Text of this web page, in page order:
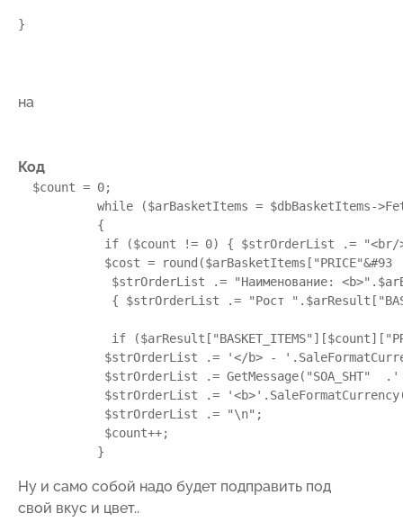
}
на
Код
$count = 0;
while ($arBasketItems = $dbBasketItems-
{
if ($count != 0) { $strOrderList .=
"<br/
$cost = round($arBasketItems [ "PRICE"&#93
$strOrderList .= "Наименование: <b>" .
{ $strOrderList .= "Рост " . $arResult [
if ($arResult [ "BASKET_ITEMS" ][$count][
$strOrderList .= '</b> - '
$strOrderList .= GetMessage( "SOA_SHT" . '
$strOrderList .= '<b>'
$strOrderList .= "\n" ;
$count++;
}
Ну и само собой надо будет подправить под
свой вкус и цвет..